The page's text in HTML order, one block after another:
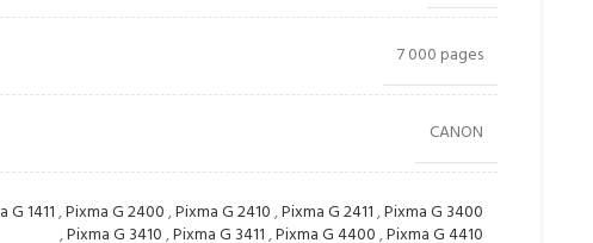
7 000 pages
CANON
G 1411,Pixma G 2400,Pixma G 2410,Pixma G 2411,Pixma G 3400
,Pixma G 3410,Pixma G 3411,Pixma G 4400,Pixma G 4410